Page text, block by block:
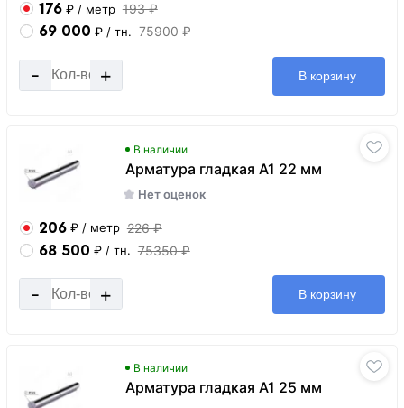
176 ₽ / метр 193 ₽
69 000 ₽ / тн. 75900 ₽
- + В корзину
В наличии
Арматура гладкая А1 22 мм
Нет оценок
206 ₽ / метр 226 ₽
68 500 ₽ / тн. 75350 ₽
- + В корзину
В наличии
Арматура гладкая А1 25 мм